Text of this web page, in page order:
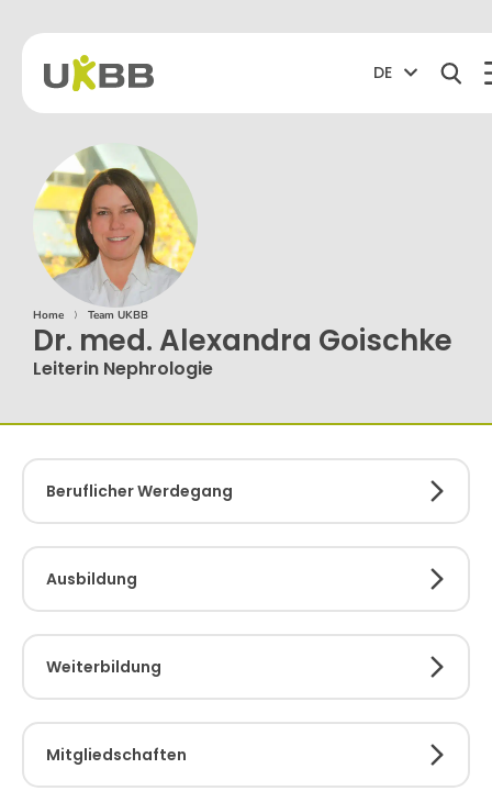
DE
Home ⟩ Team UKBB
Dr. med. Alexandra Goischke
Leiterin Nephrologie
Beruflicher Werdegang
Ausbildung
Weiterbildung
Mitgliedschaften